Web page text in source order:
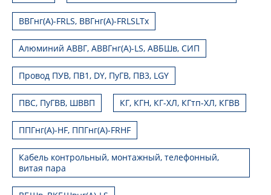
ВВГнг(А)-FRLS, ВВГнг(А)-FRLSLTx
Алюминий АВВГ, АВВГнг(А)-LS, АВБШв, СИП
Провод ПУВ, ПВ1, DY, ПуГВ, ПВ3, LGY
ПВС, ПуГВВ, ШВВП КГ, КГН, КГ-ХЛ, КГтп-ХЛ, КГВВ
ППГнг(А)-HF, ППГнг(А)-FRHF
Кабель контрольный, монтажный, телефонный,
витая пара